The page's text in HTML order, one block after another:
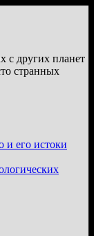
с других планет
странных
и его истоки